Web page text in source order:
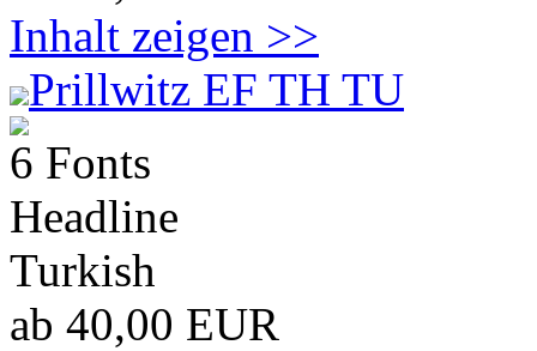
Inhalt zeigen >>
Prillwitz EF TH TU
6 Fonts
Headline
Turkish
ab 40,00 EUR